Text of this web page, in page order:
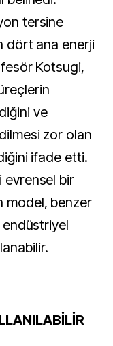
tersine
dört ana enerji
Kotsugi,
ve
zor olan
ifade etti.
evrensel bir
model, benzer
endüstriyel